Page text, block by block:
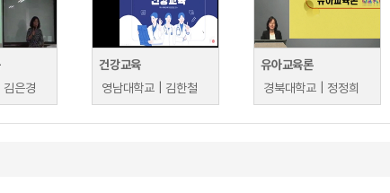
김은경
건강교육
영남대학교 | 김한철
유아교육론
경북대학교 | 정정희